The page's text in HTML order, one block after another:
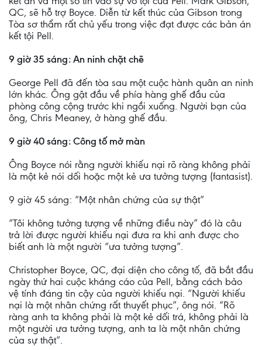
QC, sẽ hỗ trợ Boyce. Diễn từ kết thúc của Gibson trong
Tòa sơ thẩm rất chủ yếu trong việc đạt được các bản án
kết tội Pell.
9 giờ 35 sáng: An ninh chặt chẽ
George Pell đã đến tòa sau một cuộc hành quân an ninh
lớn khác. Ông gật đầu về phía hàng ghế đầu của
phòng công cộng trước khi ngồi xuống. Người bạn của
ông, Chris Meaney, ở hàng ghế đầu.
9 giờ 40 sáng: Công tố mở màn
Ông Boyce nói rằng người khiếu nại rõ ràng không phải
là một kẻ nói dối hoặc một kẻ ưa tưởng tượng (fantasist).
9 giờ 45 sáng: “Một nhân chứng của sự thật”
“Tôi không tưởng tượng về những điều này” đó là câu
trả lời được người khiếu nại đưa ra khi anh được cho
biết anh là một người “ưa tưởng tượng”.
Christopher Boyce, QC, đại diện cho công tố, đã bắt đầu
ngày thứ hai cuộc kháng cáo của Pell, bằng cách bảo
vệ tính đáng tin cậy của người khiếu nại. “Người khiếu
nại là một nhân chứng rất thuyết phục”, ông nói. “Rõ
ràng anh ta không phải là một kẻ dối trá, không phải là
một người ưa tưởng tượng, anh ta là một nhân chứng
của sự thật”.